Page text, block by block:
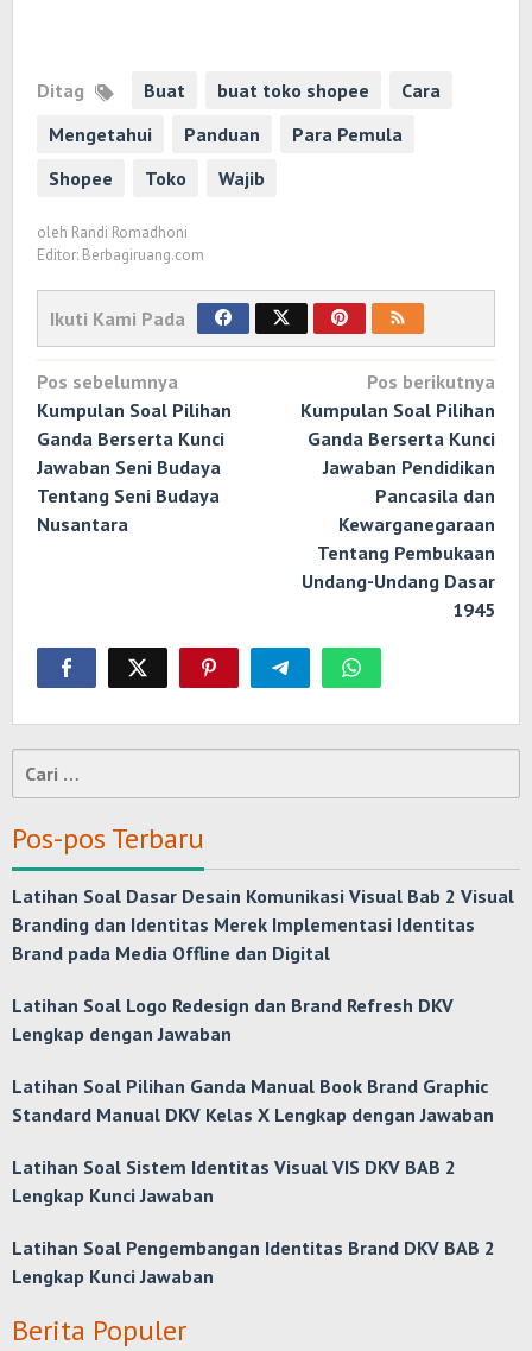
Ditag Buat buat toko shopee
Cara
Mengetahui
Panduan
Para Pemula
Shopee
Toko Wajib
oleh Randi Romadhoni
Editor: Berbagiruang.com
Ikuti Kami Pada
Navigasi
pos
Pos sebelumnya
Kumpulan Soal Pilihan
Ganda Berserta Kunci
Jawaban Seni Budaya
Tentang Seni Budaya
Nusantara
Pos berikutnya
Kumpulan Soal Pilihan
Ganda Berserta Kunci
Jawaban Pendidikan
Pancasila dan
Kewarganegaraan
Tentang Pembukaan
Undang-Undang Dasar
1945
Cari
untuk:
Pos-pos Terbaru
Latihan Soal Dasar Desain Komunikasi Visual Bab 2 Visual
Branding dan Identitas Merek Implementasi Identitas
Brand pada Media Offline dan Digital
Latihan Soal Logo Redesign dan Brand Refresh DKV
Lengkap dengan Jawaban
Latihan Soal Pilihan Ganda Manual Book Brand Graphic
Standard Manual DKV Kelas X Lengkap dengan Jawaban
Latihan Soal Sistem Identitas Visual VIS DKV BAB 2
Lengkap Kunci Jawaban
Latihan Soal Pengembangan Identitas Brand DKV BAB 2
Lengkap Kunci Jawaban
Berita Populer